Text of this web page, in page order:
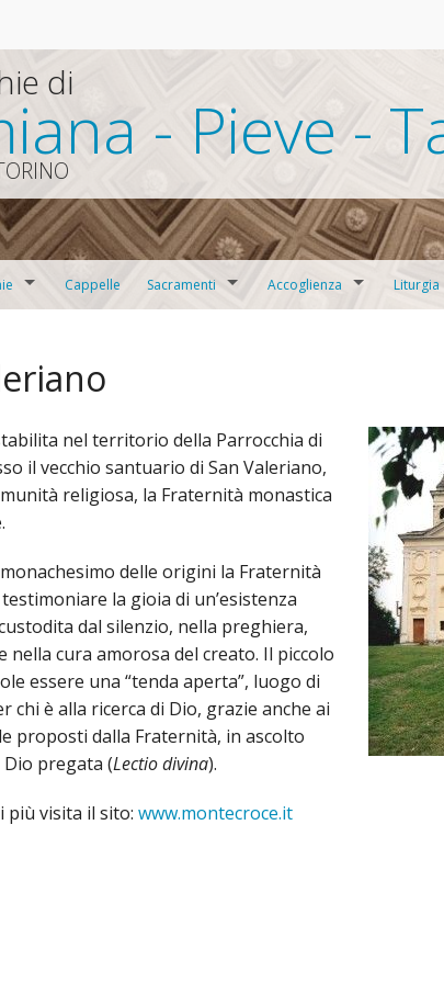
di
- Pieve -
Assunta (Pieve)
Vincoli (Tavernette)
Pastorale
Cappelle Sacramenti Accoglienza Liturgia
nel territorio della Parrocchia di
il vecchio santuario di San Valeriano,
religiosa, la Fraternità monastica
delle origini la Fraternità
la gioia di un’esistenza
dal silenzio, nella preghiera,
nella cura amorosa del creato. Il piccolo
essere una “tenda aperta”, luogo di
chi è alla ricerca di Dio, grazie anche ai
proposti dalla Fraternità, in ascolto
pregata (Lectio divina).
più visita il sito: www.montecroce.it